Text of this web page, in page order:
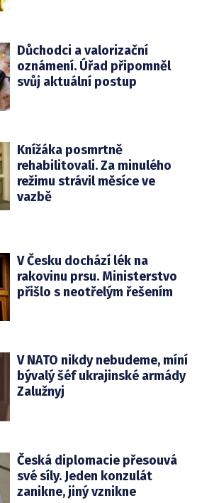
Důchodci a valorizační
oznámení. Úřad připomněl
svůj aktuální postup
Knížáka posmrtně
rehabilitovali. Za minulého
režimu strávil měsíce ve
vazbě
V Česku dochází lék na
rakovinu prsu. Ministerstvo
přišlo s neotřelým řešením
V NATO nikdy nebudeme, míní
bývalý šéf ukrajinské armády
Zalužnyj
Česká diplomacie přesouvá
své síly. Jeden konzulát
zanikne, jiný vznikne